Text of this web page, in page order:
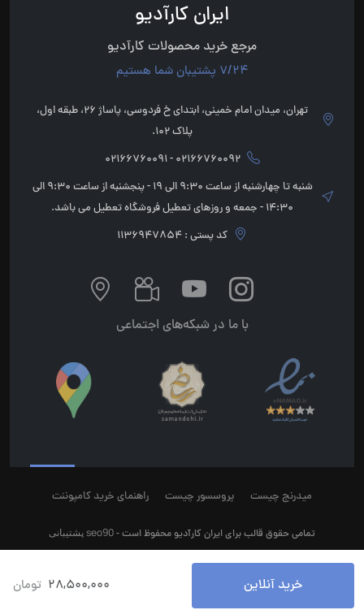
خرید آنلاین 28,500,000 تومان
ایران کارآدیو
مرجع خرید محصولات کارآدیو
7/24 پشتیبان شما هستیم
تهران، میدان امام خمینی، ابتدای خ فردوسی، پاساژ 26، طبقه اول،
پلاک 102.
02166760092 - 02166760091
شنبه تا چهارشنبه از ساعت 9:30 الی 19 - پنجشنبه از ساعت 9:30 الی
14:30 - جمعه و روزهای تعطیل فروشگاه تعطیل می باشد.
کد پستی : 1136947854
با ما در شبکه‌های اجتماعی
میدرنج چیست پروسسور چیست راهنمای خرید کامپوننت
تمامی حقوق قالب برای ایران کارآدیو محفوظ است -seo90پشتیبانی